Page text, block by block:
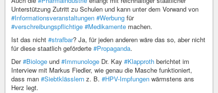
Unterstützung Zutritt zu Schulen und kann unter dem Vorwand von
#Informationsveranstaltungen #Werbung für
#verschreibungspflichtige #Medikamente machen.
Ist das nicht #strafbar? Ja, für jeden anderen wäre das so, aber nicht
für diese staatlich geförderte #Propaganda.
Der#Biologe und #Immunologe Dr. Kay #Klapproth berichtet im
Interview mit Markus Fiedler, wie genau die Masche funktioniert,
dass man #Siebtklässlern z. B. #HPV-Impfungen wärmstens ans
Herz legt.